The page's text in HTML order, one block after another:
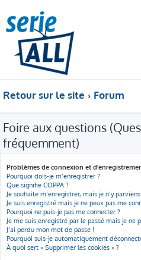
Retour sur le site Forum
Foire aux questions
fréquemment)
Problèmes de connexion et
Pourquoi dois-je m’enregistrer ?
Que signifie COPPA ?
Je souhaite m’enregistrer, mais je n’y
Je suis enregistré mais je ne peux pas me
Pourquoi ne puis-je pas me connecter ?
Je me suis enregistré par le passé mais je ne
J’ai perdu mon mot de passe !
Pourquoi suis-je automatiquement
À quoi sert « Supprimer les cookies » ?